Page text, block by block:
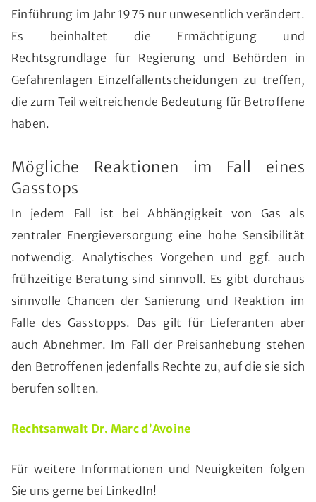
Einführung im Jahr 1975 nur unwesentlich verändert.
Es beinhaltet die Ermächtigung und
Rechtsgrundlage für Regierung und Behörden in
Gefahrenlagen Einzelfallentscheidungen zu treffen,
die zum Teil weitreichende Bedeutung für Betroffene
haben.
Mögliche Reaktionen im Fall eines
Gasstops
In jedem Fall ist bei Abhängigkeit von Gas als
zentraler Energieversorgung eine hohe Sensibilität
notwendig. Analytisches Vorgehen und ggf. auch
frühzeitige Beratung sind sinnvoll. Es gibt durchaus
sinnvolle Chancen der Sanierung und Reaktion im
Falle des Gasstopps. Das gilt für Lieferanten aber
auch Abnehmer. Im Fall der Preisanhebung stehen
den Betroffenen jedenfalls Rechte zu, auf die sie sich
berufen sollten.
Rechtsanwalt Dr. Marc d’Avoine
Für weitere Informationen und Neuigkeiten folgen
Sie uns gerne bei LinkedIn!